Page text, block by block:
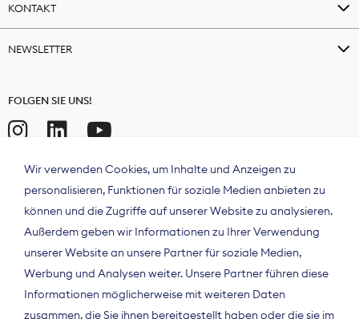
KONTAKT
NEWSLETTER
FOLGEN SIE UNS!
ÜBER UNS
Wir verwenden Cookies, um Inhalte und Anzeigen zu
personalisieren, Funktionen für soziale Medien anbieten zu
können und die Zugriffe auf unserer Website zu analysieren.
Außerdem geben wir Informationen zu Ihrer Verwendung
unserer Website an unsere Partner für soziale Medien,
Werbung und Analysen weiter. Unsere Partner führen diese
Informationen möglicherweise mit weiteren Daten
zusammen, die Sie ihnen bereitgestellt haben oder die sie im